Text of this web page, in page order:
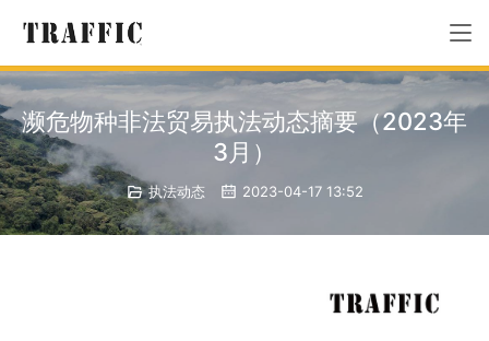
濒危物种非法贸易执法动态摘要（2023年
3月）
执法动态 2023-04-17 13:52